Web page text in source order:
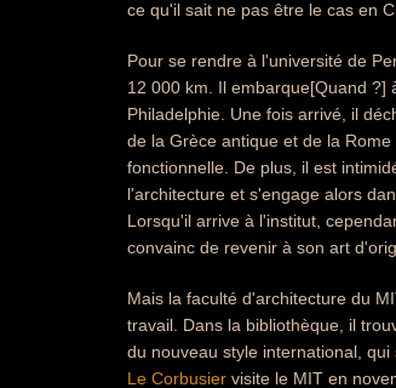
ce qu'il sait ne pas être le cas en
Pour se rendre à l'université de
12 000 km. Il embarque[Quand ?]
Philadelphie. Une fois arrivé, il
de la Grèce antique et de la
fonctionnelle. De plus, il est
l'architecture et s'engage alors
Lorsqu'il arrive à l'institut,
convainc de revenir à son art
Mais la faculté d'architecture du
travail. Dans la bibliothèque, il
du nouveau style international,
Le Corbusier visite le MIT en